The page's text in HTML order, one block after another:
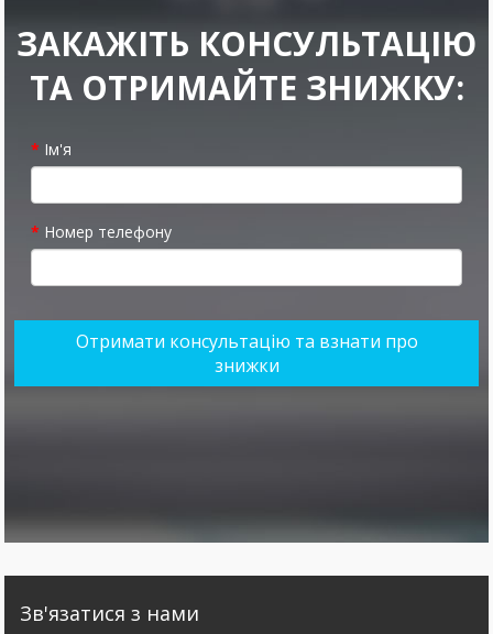
ЗАКАЖІТЬ КОНСУЛЬТАЦІЮ
ТА ОТРИМАЙТЕ ЗНИЖКУ:
Ім'я
Номер телефону
Зв'язатися з нами